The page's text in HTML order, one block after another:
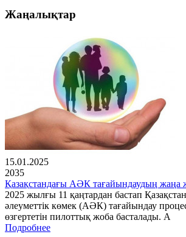
Жаңалықтар
15.01.2025
2035
Қазақстандағы АӘК тағайындаудың жаңа
2025 жылғы 11 қаңтардан бастап
әлеуметтік көмек (АӘК) тағайындау
өзгертетін пилоттық жоба басталады. А
Подробнее